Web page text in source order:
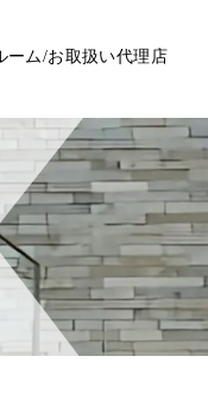
ーム/お取扱い代理店